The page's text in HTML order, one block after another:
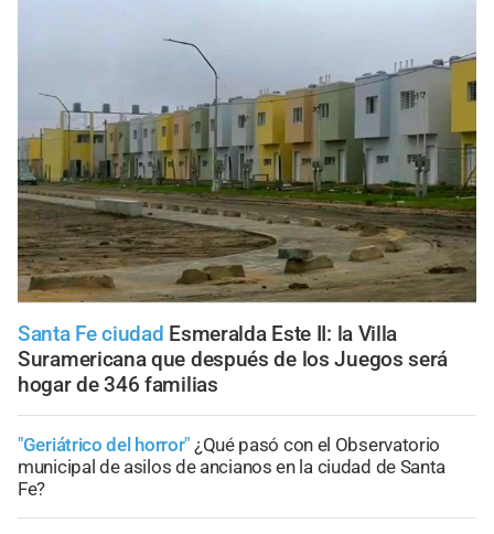
Santa Fe ciudad Esmeralda Este II: la Villa
Suramericana que después de los Juegos será
hogar de 346 familias
"Geriátrico del horror" ¿Qué pasó con el Observatorio
municipal de asilos de ancianos en la ciudad de Santa
Fe?